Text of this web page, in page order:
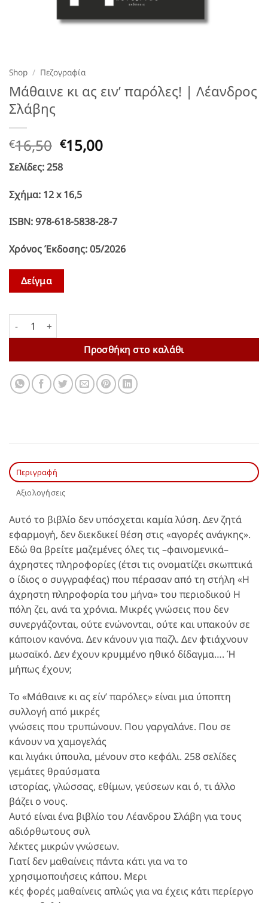
Shop / Πεζογραφία
Μάθαινε κι ας ειν’ παρόλες! | Λέανδρος
Σλάβης
€16,50 Original
price
was:
€16,50.
€15,00Η
Σελίδες: 258
Σχήμα: 12 x 16,5
ISBN: 978-618-5838-28-7
Χρόνος Έκδοσης: 05/2026
Δείγμα
Μάθαινε κι ας ειν' παρόλες! | Λέανδρος Σλάβης ποσότητα
Προσθήκη στο καλάθι
Περιγραφή
Αξιολογήσεις
Αυτό το βιβλίο δεν υπόσχεται καμία λύση. Δεν ζητά
εφαρμογή, δεν διεκδικεί θέση στις «αγορές ανάγκης».
Εδώ θα βρείτε μαζεμένες όλες τις –φαινομενικά–
άχρηστες πληροφορίες (έτσι τις ονοματίζει σκωπτικά
ο ίδιος ο συγγραφέας) που πέρασαν από τη στήλη «Η
άχρηστη πληροφορία του μήνα» του περιοδικού Η
πόλη ζει, ανά τα χρόνια. Μικρές γνώσεις που δεν
συνεργάζονται, ούτε ενώνονται, ούτε και υπακούν σε
κάποιον κανόνα. Δεν κάνουν για παζλ. Δεν φτιάχνουν
μωσαϊκό. Δεν έχουν κρυμμένο ηθικό δίδαγμα…. Ή
μήπως έχουν;
Το «Μάθαινε κι ας είν’ παρόλες» είναι μια ύποπτη
συλλογή από μικρές
γνώσεις που τρυπώνουν. Που γαργαλάνε. Που σε
κάνουν να χαμογελάς
και λιγάκι ύπουλα, μένουν στο κεφάλι. 258 σελίδες
γεμάτες θραύσματα
ιστορίας, γλώσσας, εθίμων, γεύσεων και ό, τι άλλο
βάζει ο νους.
Αυτό είναι ένα βιβλίο του Λέανδρου Σλάβη για τους
αδιόρθωτους συλ
λέκτες μικρών γνώσεων.
Γιατί δεν μαθαίνεις πάντα κάτι για να το
χρησιμοποιήσεις κάπου. Μερι
κές φορές μαθαίνεις απλώς για να έχεις κάτι περίεργο